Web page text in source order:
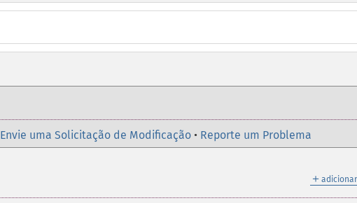
Envie uma Solicitação de Modificação • Reporte um Problema
＋